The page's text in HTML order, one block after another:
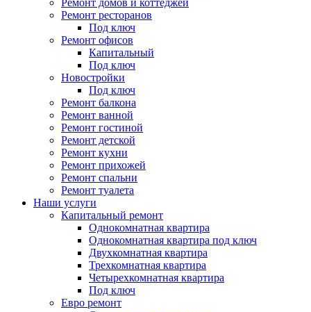
Ремонт домов и коттеджей
Ремонт ресторанов
Под ключ
Ремонт офисов
Капитальный
Под ключ
Новостройки
Под ключ
Ремонт балкона
Ремонт ванной
Ремонт гостиной
Ремонт детской
Ремонт кухни
Ремонт прихожей
Ремонт спальни
Ремонт туалета
Наши услуги
Капитальный ремонт
Однокомнатная квартира
Однокомнатная квартира под ключ
Двухкомнатная квартира
Трехкомнатная квартира
Четырехкомнатная квартира
Под ключ
Евро ремонт